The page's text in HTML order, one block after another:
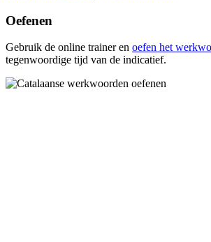
Oefenen
Gebruik de online trainer en oefen het
tegenwoordige tijd van de indicatief.